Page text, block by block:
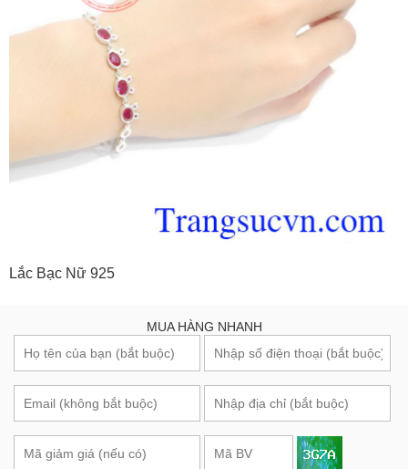
Lắc Bạc Nữ 925
MUA HÀNG NHANH